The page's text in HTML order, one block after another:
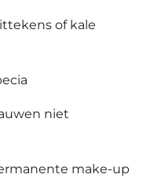
of kale
niet
make-up